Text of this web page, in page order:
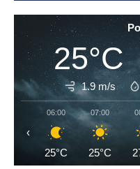
25°C
1.9 m/s
06:00
25°C
07:00
25°C
‹